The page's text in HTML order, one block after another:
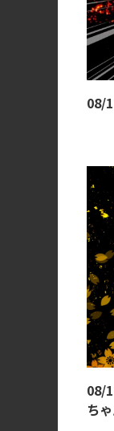
08/
08/
ち